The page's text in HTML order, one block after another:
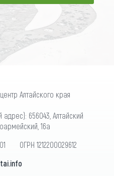
Алтайского края
656043, Алтайский
16а
ОГРН 1212200029612